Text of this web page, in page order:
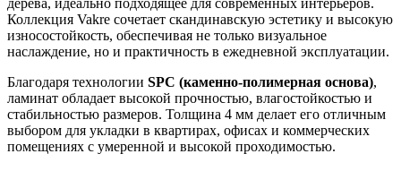
Коллекция Vakre сочетает скандинавскую эстетику и высокую
износостойкость, обеспечивая не только визуальное
наслаждение, но и практичность в ежедневной эксплуатации.
Благодаря технологии SPC (каменно-полимерная основа),
ламинат обладает высокой прочностью, влагостойкостью и
стабильностью размеров. Толщина 4 мм делает его отличным
выбором для укладки в квартирах, офисах и коммерческих
помещениях с умеренной и высокой проходимостью.